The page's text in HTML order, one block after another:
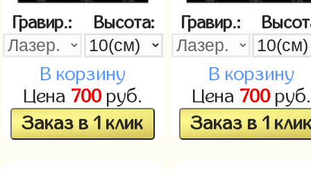
Гравир.: Высота:
В корзину
Цена 700руб.
Заказ в 1 клик
Гравир.:
В корзину
Цена 700руб.
Заказ в 1